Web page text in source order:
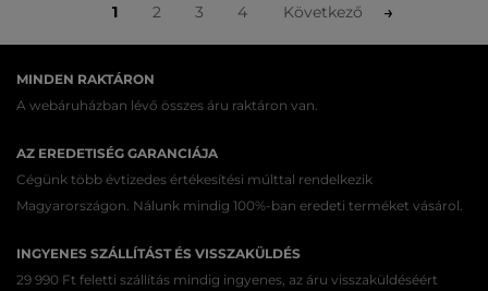
1 2 3 4 Következő
MINDEN RAKTÁRON
A webáruházban lévő összes áru raktáron van.
AZ EREDETISÉG GARANCIÁJA
Cégünk több évtizedes értékesítési múlttal rendelkezik
Magyarországon. Nálunk mindig 100%-ban eredeti terméket vásárol.
INGYENES SZÁLLÍTÁST ÉS VISSZAKÜLDÉS
29 990 Ft feletti szállítás mindig ingyenes, az áru visszaküldéséért